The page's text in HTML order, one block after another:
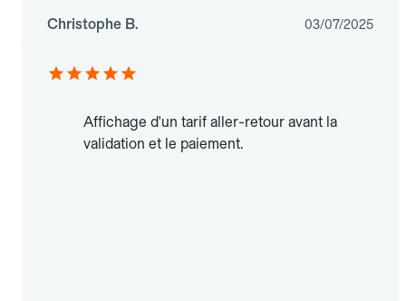
Christophe B. 03/07/2025
Affichage d'un tarif aller-retour avant la
validation et le paiement.